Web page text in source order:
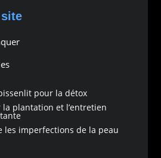
pour la détox
plantation et l’entretien
les imperfections de la peau